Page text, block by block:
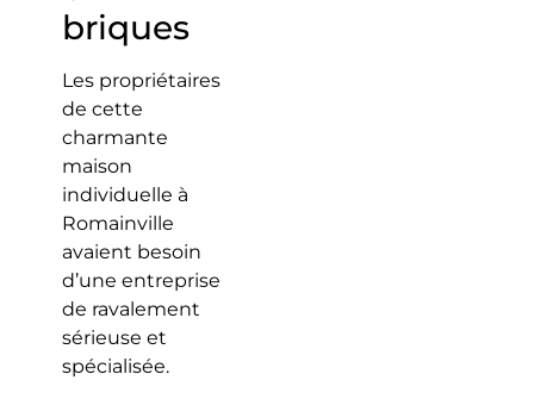
briques
Les propriétaires
de cette
charmante
maison
individuelle à
Romainville
avaient besoin
d’une entreprise
de ravalement
sérieuse et
spécialisée.